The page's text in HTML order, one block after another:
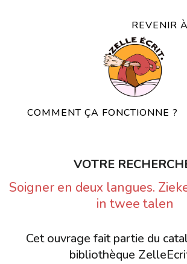
REVENIR
COMMENT ÇA FONCTIONNE ?
VOTRE
Soigner en deux langues.
in twee talen
Cet ouvrage fait partie du
bibliothèque